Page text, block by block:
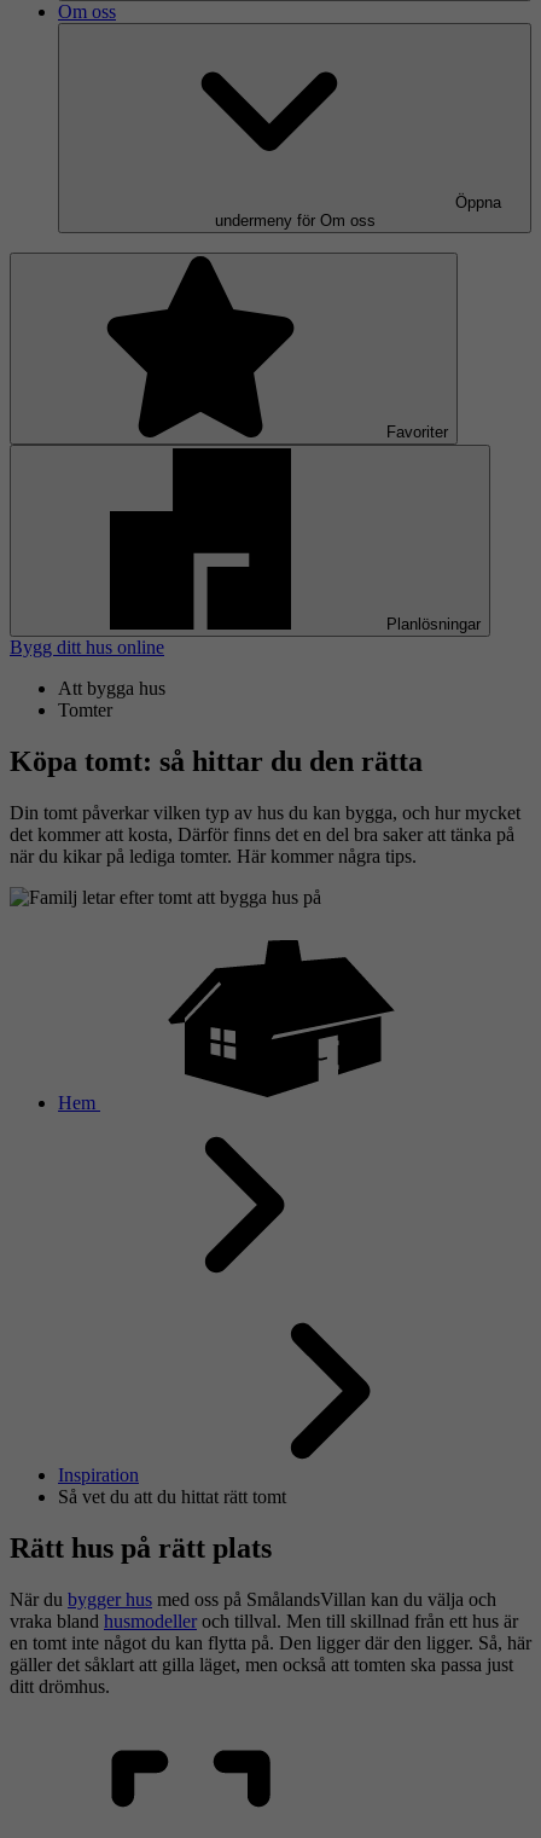
Om oss
Öppna
undermeny för Om oss
Favoriter
Planlösningar
Bygg ditt hus online
Att bygga hus
Tomter
Köpa tomt: så hittar du den rätta
Din tomt påverkar vilken typ av hus du kan bygga, och hur mycket
det kommer att kosta, Därför finns det en del bra saker att tänka på
när du kikar på lediga tomter. Här kommer några tips.
Hem
Inspiration
Så vet du att du hittat rätt tomt
Rätt hus på rätt plats
När du bygger hus med oss på SmålandsVillan kan du välja och
vraka bland husmodeller och tillval. Men till skillnad från ett hus är
en tomt inte något du kan flytta på. Den ligger där den ligger. Så, här
gäller det såklart att gilla läget, men också att tomten ska passa just
ditt drömhus.